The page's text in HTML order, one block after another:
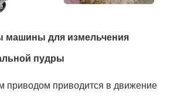
машины для измельчения
пудры
приводом приводится в движение